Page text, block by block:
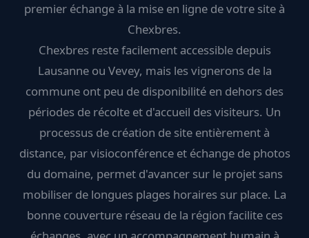
premier échange à la mise en ligne de votre site à
Chexbres.
Chexbres reste facilement accessible depuis
Lausanne ou Vevey, mais les vignerons de la
commune ont peu de disponibilité en dehors des
périodes de récolte et d'accueil des visiteurs. Un
processus de création de site entièrement à
distance, par visioconférence et échange de photos
du domaine, permet d'avancer sur le projet sans
mobiliser de longues plages horaires sur place. La
bonne couverture réseau de la région facilite ces